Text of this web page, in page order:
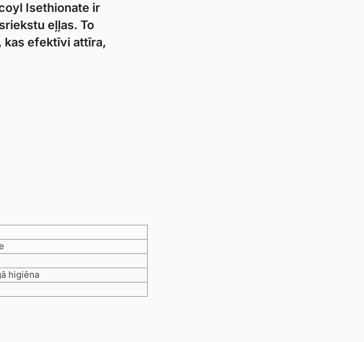
Isethionate ir
eļļas. To
kas efektīvi attīra,
higiēna